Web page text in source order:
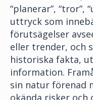
“planerar”, “tror”,
uttryck som
förutsägelser
eller trender, och
historiska fakta,
information.
sin natur förenad
okända risker